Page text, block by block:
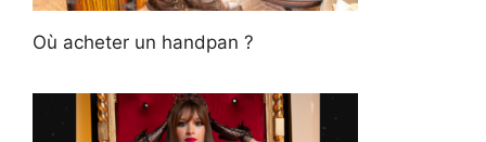
Où acheter un handpan ?